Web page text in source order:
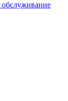
обслуживание